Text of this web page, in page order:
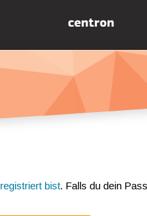
registriert bist. Falls du dein